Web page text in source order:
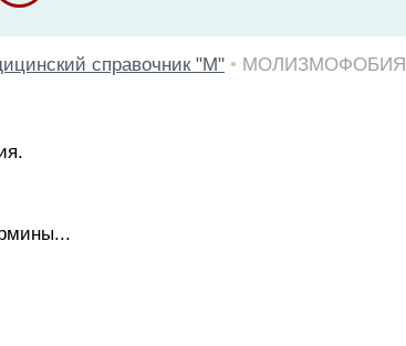
справочник "М" • МОЛИЗМОФОБИЯ